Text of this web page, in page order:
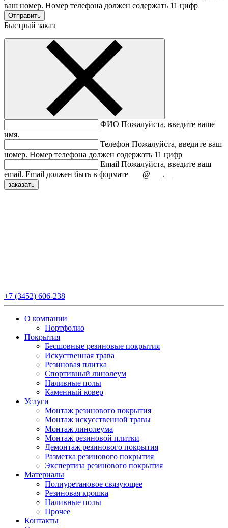
ваш номер. Номер телефона должен содержать 11 цифр
Быстрый заказ
ФИО Пожалуйста, введите ваше
имя.
Телефон Пожалуйста, введите ваш
номер. Номер телефона должен содержать 11 цифр
Email Пожалуйста, введите ваш
email. Email должен быть в формате ___@___.__
+7 (3452) 606-238
О компании
Портфолио
Покрытия
Бесшовные резиновые покрытия
Искуственная трава
Резиновая плитка
Спортивный линолеум
Наливные полы
Каменный ковер
Услуги
Монтаж резинового покрытия
Монтаж искусственной травы
Монтаж линолеума
Монтаж резиновой плитки
Демонтаж резинового покрытия
Разметка резинового покрытия
Экспертиза резинового покрытия
Материалы
Полиуретановое связующее
Резиновая крошка
Наливные полы
Прочее
Контакты